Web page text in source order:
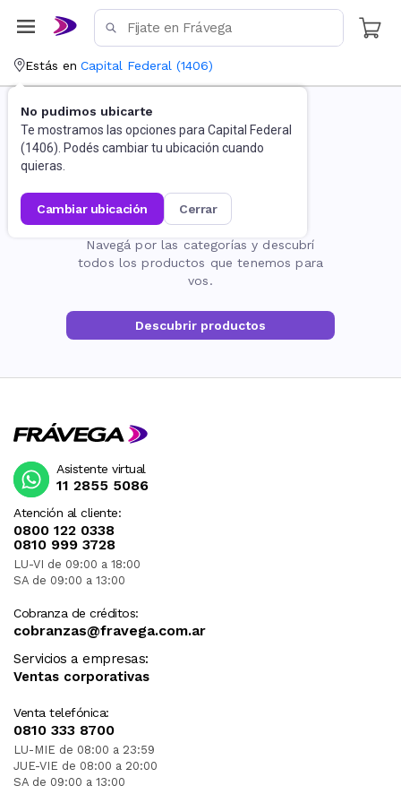
Estás en Capital Federal (1406)
No pudimos ubicarte
Te mostramos las opciones para Capital Federal
(1406). Podés cambiar tu ubicación cuando
quieras.
cambiar ubicación cerrar
La página no existe
Navegá por las categorías y descubrí
todos los productos que tenemos para
vos.
Descubrir productos
Atención al cliente:
0800 122 0338
0810 999 3728
LU-VI de 09:00 a 18:00
SA de 09:00 a 13:00
Cobranza de créditos:
cobranzas@fravega.com.ar
Servicios a empresas:
Ventas corporativas
Venta telefónica:
0810 333 8700
LU-MIE de 08:00 a 23:59
JUE-VIE de 08:00 a 20:00
SA de 09:00 a 13:00
Asistente virtual
11 2855 5086